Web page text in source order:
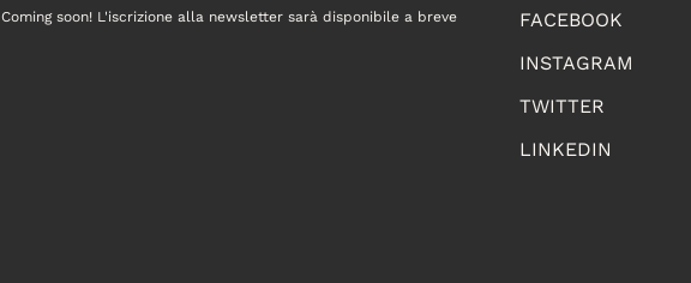
FACEBOOK
INSTAGRAM
TWITTER
LINKEDIN
Coming soon! L'iscrizione alla newsletter sarà disponibile a breve